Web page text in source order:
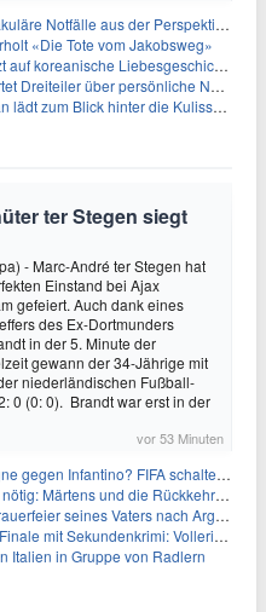
Notfälle aus der Perspektive der Patienten
«Die Tote vom Jakobsweg»
koreanische Liebesgeschichte
über persönliche Neuanfänge
Blick hinter die Kulissen ihres Freundeskreises
ter Stegen siegt
- Marc-André ter Stegen hat
Einstand bei Ajax
gefeiert. Auch dank eines
des Ex-Dortmunders
in der 5. Minute der
gewann der 34-Jährige mit
niederländischen Fußball-
0 (0: 0). Brandt war erst in der
vor 53 Minuten
Infantino? FIFA schaltet auf Angriff
Märtens und die Rückkehr nach Paris
seines Vaters nach Argentinien
mit Sekundenkrimi: Vollering in Gelb
Italien in Gruppe von Radlern